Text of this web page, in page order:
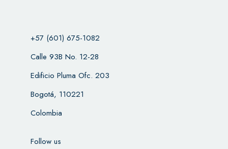
+57 (601) 675-1082
Calle 93B No. 12-28
Edificio Pluma Ofc. 203
Bogotá, 110221
Colombia
Follow us